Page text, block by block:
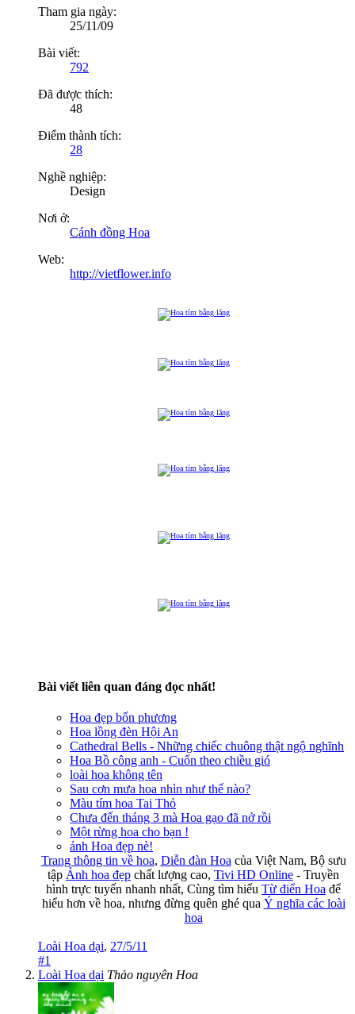
Tham gia ngày:
25/11/09
Bài viết:
792
Đã được thích:
48
Điểm thành tích:
28
Nghề nghiệp:
Design
Nơi ở:
Cánh đồng Hoa
Web:
http://vietflower.info
Bài viết liên quan đáng đọc nhất!
Hoa đẹp bốn phương
Hoa lồng đèn Hội An
Cathedral Bells - Những chiếc chuông thật ngộ nghĩnh
Hoa Bồ công anh - Cuốn theo chiều gió
loài hoa không tên
Sau cơn mưa hoa nhìn như thế nào?
Màu tím hoa Tai Thỏ
Chưa đến tháng 3 mà Hoa gạo đã nở rồi
Một rừng hoa cho bạn !
ảnh Hoa đẹp nè!
Trang thông tin về hoa, Diễn đàn Hoacủa Việt Nam, Bộ sưu
tập Ảnh hoa đẹp chất lượng cao, Tivi HD Online - Truyền
hình trực tuyến nhanh nhất, Cùng tìm hiểu Từ điển Hoa để
hiểu hơn về hoa, nhưng đừng quên ghé qua Ý nghĩa các loài
hoa
Loài Hoa dại, 27/5/11
#1
Loài Hoa dại Thảo nguyên Hoa